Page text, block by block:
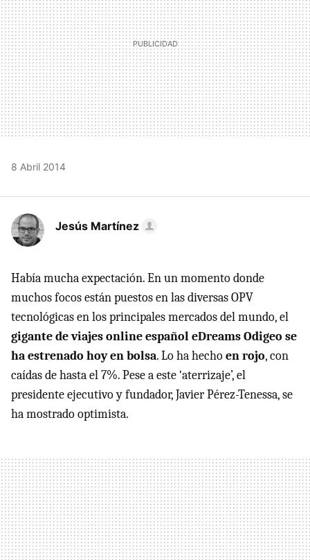
8 Abril 2014
Jesús Martínez
Había mucha expectación. En un momento donde
muchos focos están puestos en las diversas OPV
tecnológicas en los principales mercados del mundo, el
gigante de viajes online español eDreams Odigeo se
ha estrenado hoy en bolsa. Lo ha hechoen rojo, con
caídas de hasta el 7%. Pese a este ‘aterrizaje’, el
presidente ejecutivo y fundador, Javier Pérez-Tenessa, se
ha mostrado optimista.